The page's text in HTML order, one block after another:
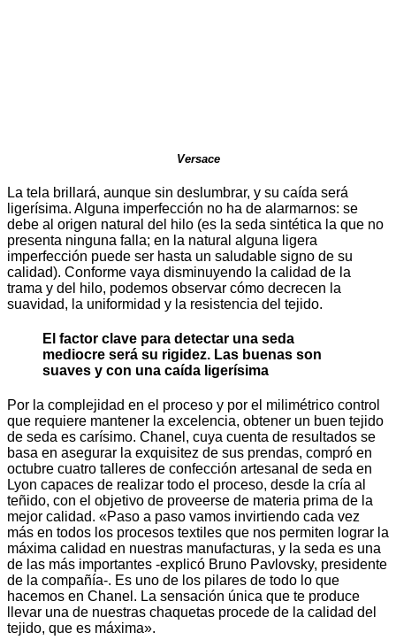
Versace
La tela brillará, aunque sin deslumbrar, y su caída será
ligerísima. Alguna imperfección no ha de alarmarnos: se
debe al origen natural del hilo (es la seda sintética la que no
presenta ninguna falla; en la natural alguna ligera
imperfección puede ser hasta un saludable signo de su
calidad). Conforme vaya disminuyendo la calidad de la
trama y del hilo, podemos observar cómo decrecen la
suavidad, la uniformidad y la resistencia del tejido.
El factor clave para detectar una seda
mediocre será su rigidez. Las buenas son
suaves y con una caída ligerísima
Por la complejidad en el proceso y por el milimétrico control
que requiere mantener la excelencia, obtener un buen tejido
de seda es carísimo. Chanel, cuya cuenta de resultados se
basa en asegurar la exquisitez de sus prendas, compró en
octubre cuatro talleres de confección artesanal de seda en
Lyon capaces de realizar todo el proceso, desde la cría al
teñido, con el objetivo de proveerse de materia prima de la
mejor calidad. «Paso a paso vamos invirtiendo cada vez
más en todos los procesos textiles que nos permiten lograr la
máxima calidad en nuestras manufacturas, y la seda es una
de las más importantes -explicó Bruno Pavlovsky, presidente
de la compañía-. Es uno de los pilares de todo lo que
hacemos en Chanel. La sensación única que te produce
llevar una de nuestras chaquetas procede de la calidad del
tejido, que es máxima».